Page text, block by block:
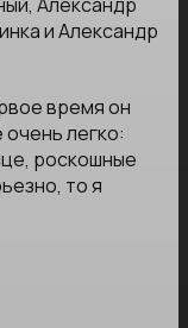
Александр
и Александр
время он
легко:
роскошные
то я